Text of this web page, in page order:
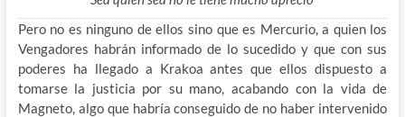
Pero no es ninguno de ellos sino que es Mercurio, a quien los
Vengadores habrán informado de lo sucedido y que con sus
poderes ha llegado a Krakoa antes que ellos dispuesto a
tomarse la justicia por su mano, acabando con la vida de
Magneto, algo que habría conseguido de no haber intervenido